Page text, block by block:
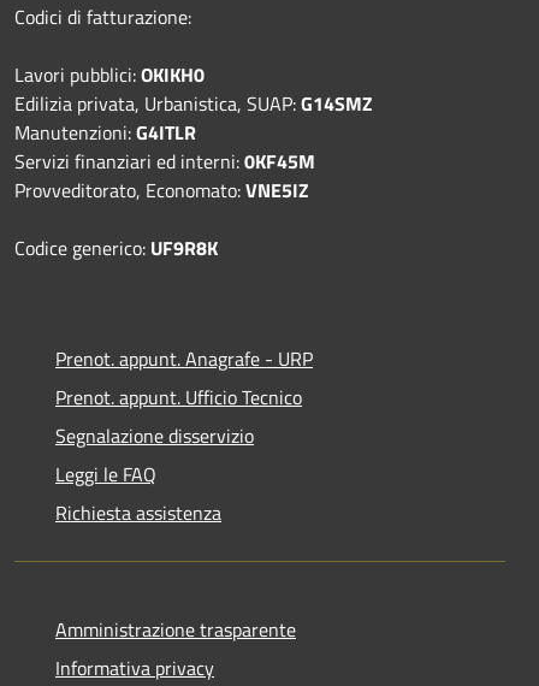
Codici di fatturazione:
Lavori pubblici:OKIKH0
Edilizia privata, Urbanistica, SUAP:G14SMZ
Manutenzioni:G4ITLR
Servizi finanziari ed interni:0KF45M
Provveditorato, Economato:VNE5IZ
Codice generico: UF9R8K
Prenot. appunt. Anagrafe - URP
Prenot. appunt. Ufficio Tecnico
Segnalazione disservizio
Leggi le FAQ
Richiesta assistenza
Amministrazione trasparente
Informativa privacy